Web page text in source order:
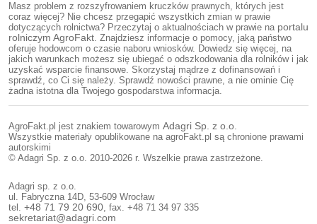
Masz problem z rozszyfrowaniem kruczków prawnych, których jest
coraz więcej? Nie chcesz przegapić wszystkich zmian w prawie
dotyczących rolnictwa? Przeczytaj o aktualnościach w prawie na portalu
rolniczym AgroFakt. Znajdziesz informacje o pomocy, jaką państwo
oferuje hodowcom o czasie naboru wniosków. Dowiedz się więcej, na
jakich warunkach możesz się ubiegać o odszkodowania dla rolników i jak
uzyskać wsparcie finansowe. Skorzystaj mądrze z dofinansowań i
sprawdź, co Ci się należy. Sprawdź nowości prawne, a nie ominie Cię
żadna istotna dla Twojego gospodarstwa informacja.
AgroFakt.pl jest znakiem towarowym Adagri Sp. z o.o.
Wszystkie materiały opublikowane na agroFakt.pl są chronione prawami
autorskimi
© Adagri Sp. z o.o. 2010-2026 r. Wszelkie prawa zastrzeżone.
Adagri sp. z o.o.
ul. Fabryczna 14D, 53-609 Wrocław
tel. +48 71 79 20 690, fax. +48 71 34 97 335
sekretariat@adagri.com